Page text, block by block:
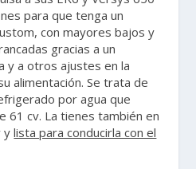
para que tenga un
con mayores bajos y
gracias a un
y a otros ajustes en la
alimentación. Se trata de
por agua que
61 cv. La tienes también en
ylista para conducirla con el